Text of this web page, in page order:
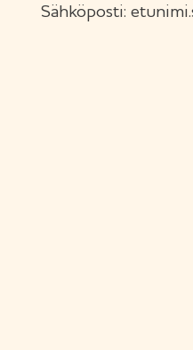
Sähköposti: